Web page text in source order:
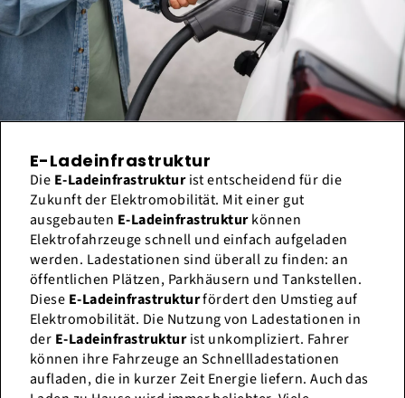
E-Ladeinfrastruktur
Die E-Ladeinfrastrukturist entscheidend für die
Zukunft der Elektromobilität. Mit einer gut
ausgebauten E-Ladeinfrastrukturkönnen
Elektrofahrzeuge schnell und einfach aufgeladen
werden. Ladestationen sind überall zu finden: an
öffentlichen Plätzen, Parkhäusern und Tankstellen.
Diese E-Ladeinfrastrukturfördert den Umstieg auf
Elektromobilität. Die Nutzung von Ladestationen in
der E-Ladeinfrastrukturist unkompliziert. Fahrer
können ihre Fahrzeuge an Schnellladestationen
aufladen, die in kurzer Zeit Energie liefern. Auch das